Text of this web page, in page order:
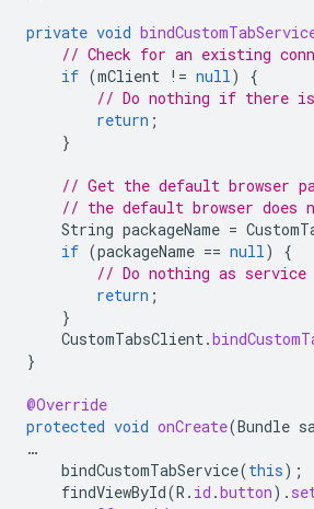
private void
// Check for an existing
if (mClient != null)
{
// Do nothing if there is
return ;
}
// Get the default browser
// the default browser does
String packageName =
if (packageName == null)
{
// Do nothing as service
return ;
}
CustomTabsClient.
}
@Override
protected void onCreate(Bundle
…
bindCustomTabService(this);
findViewById(R . id .button).